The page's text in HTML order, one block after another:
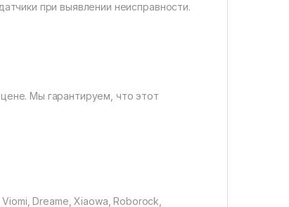
при выявлении неисправности.
Мы гарантируем, что этот
Dreame, Xiaowa, Roborock,